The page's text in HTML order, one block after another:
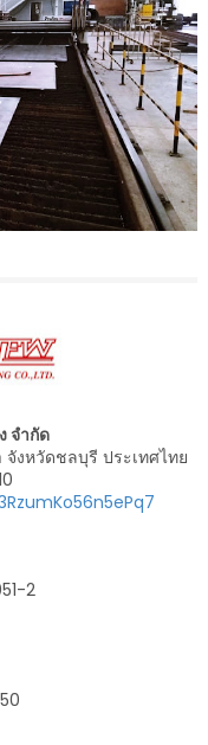
จำกัด
จังหวัดชลบุรี ประเทศไทย
2